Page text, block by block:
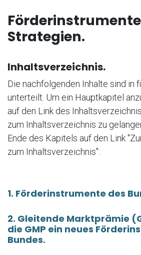
Strategien.
Inhaltsverzeichnis.
Die nachfolgenden Inhalte sind in
unterteilt. Um ein Hauptkapitel
auf den Link des
zum Inhaltsverzeichnis zu
Ende des Kapitels auf den Link
zum Inhaltsverzeichnis":
1. Förderinstrumente des
2. Gleitende Marktprämie
die GMP ein neues
Bundes.